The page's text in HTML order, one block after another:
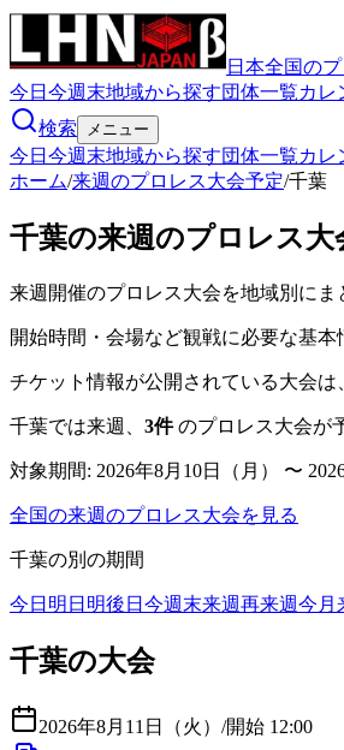
日本全国の
今日 今週末地域から探す団体一覧カレ
検索
メニュー
今日 今週末地域から探す団体一覧カレ
ホーム/来週のプロレス大会予定/千葉
千葉の来週のプロレス大
来週開催のプロレス大会を地域別にま
開始時間・会場など観戦に必要な基本
チケット情報が公開されている大会は
千葉では来週、 3件のプロレス大会が
対象期間: 2026年8月10日（月） 〜
全国の来週のプロレス大会を見る
千葉の別の期間
今日 明日 明後日 今週末来週再来週今月
千葉の大会
2026年8月11日（火） /開始 12:00